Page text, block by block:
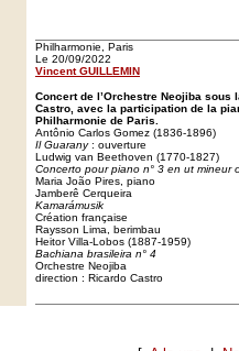
Philharmonie, Paris
Le 20/09/2022
Vincent GUILLEMIN
Concert de l’Orchestre Neojiba sous
Castro, avec la participation de la
Philharmonie de Paris.
Antônio Carlos Gomez (1836-1896)
Il Guarany: ouverture
Ludwig van Beethoven (1770-1827)
Concerto pour piano n° 3 en ut mineur
Maria João Pires, piano
Jamberê Cerqueira
Kamarámusik
Création française
Raysson Lima, berimbau
Heitor Villa-Lobos (1887-1959)
Bachiana brasileira n° 4
Orchestre Neojiba
direction : Ricardo Castro